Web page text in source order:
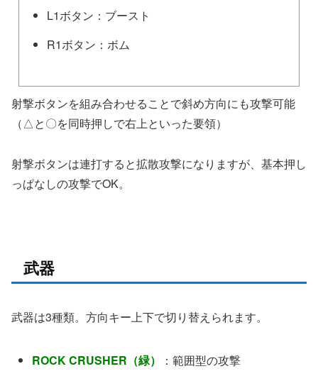
L1ボタン：ブースト
R1ボタン：ボム
射撃ボタンを組み合わせることで斜め方向にも攻撃可能
（△と〇を同時押しで右上といった要領）
射撃ボタンは連打すると拡散攻撃になりますが、基本押し
っぱなしの攻撃でOK。
武器
武器は3種類。方向キー上下で切り替えられます。
ROCK CRUSHER（緑） ：範囲型の攻撃